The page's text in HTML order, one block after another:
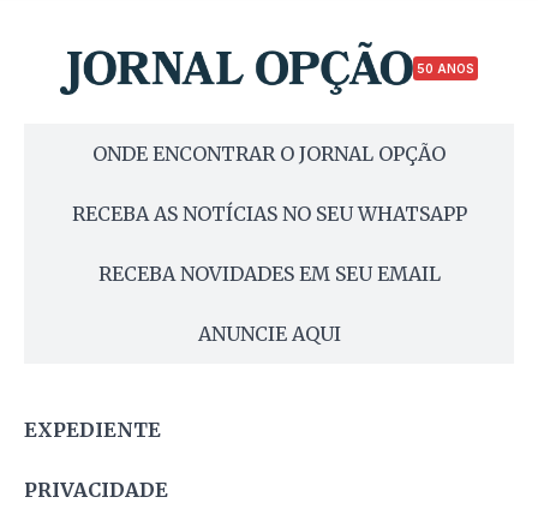
50 ANOS
ONDE ENCONTRAR O JORNAL OPÇÃO
RECEBA AS NOTÍCIAS NO SEU WHATSAPP
RECEBA NOVIDADES EM SEU EMAIL
ANUNCIE AQUI
EXPEDIENTE
PRIVACIDADE